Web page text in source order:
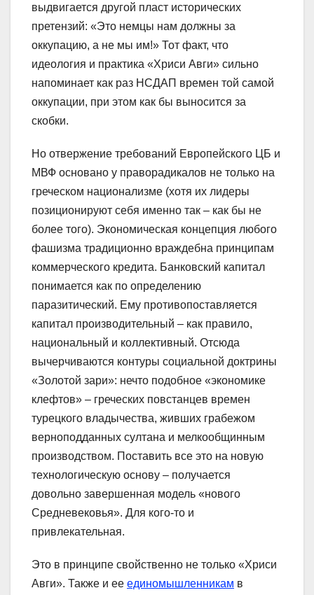
выдвигается другой пласт исторических
претензий: «Это немцы нам должны за
оккупацию, а не мы им!» Тот факт, что
идеология и практика «Хриси Авги» сильно
напоминает как раз НСДАП времен той самой
оккупации, при этом как бы выносится за
скобки.
Но отвержение требований Европейского ЦБ и
МВФ основано у праворадикалов не только на
греческом национализме (хотя их лидеры
позиционируют себя именно так – как бы не
более того). Экономическая концепция любого
фашизма традиционно враждебна принципам
коммерческого кредита. Банковский капитал
понимается как по определению
паразитический. Ему противопоставляется
капитал производительный – как правило,
национальный и коллективный. Отсюда
вычерчиваются контуры социальной доктрины
«Золотой зари»: нечто подобное «экономике
клефтов» – греческих повстанцев времен
турецкого владычества, живших грабежом
верноподданных султана и мелкообщинным
производством. Поставить все это на новую
технологическую основу – получается
довольно завершенная модель «нового
Средневековья». Для кого-то и
привлекательная.
Это в принципе свойственно не только «Хриси
Авги». Также и ее единомышленникам в